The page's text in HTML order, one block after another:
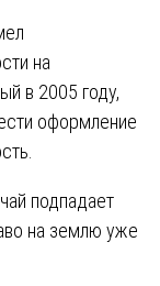
на
в 2005 году,
оформление
подпадает
на землю уже